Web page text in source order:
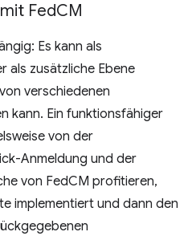
FedCM
Es kann als
als zusätzliche Ebene
verschiedenen
kann. Ein funktionsfähiger
von der
Anmeldung und der
von FedCM profitieren,
implementiert und dann den